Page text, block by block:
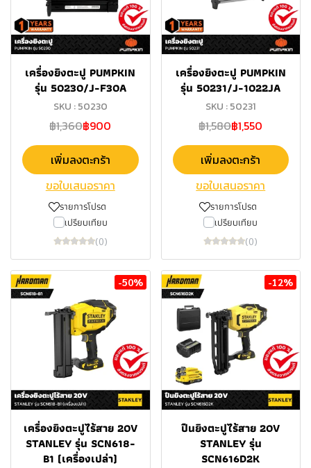
เครื่องยิงตะปู PUMPKIN
รุ่น 50230/J-F30A
SKU : 50230
฿1,360฿900
เพิ่มลงตะกร้า
ขอใบเสนอราคา
รายการโปรด
เปรียบเทียบ
(0)
เครื่องยิงตะปู PUMPKIN
รุ่น 50231/J-1022JA
SKU : 50231
฿1,580฿1,550
เพิ่มลงตะกร้า
ขอใบเสนอราคา
รายการโปรด
เปรียบเทียบ
(0)
-50%
เครื่องยิงตะปูไร้สาย 20V
STANLEY รุ่น SCN618-
B1 (เครื่องเปล่า)
-12%
ปืนยิงตะปูไร้สาย 20V
STANLEY รุ่น
SCN616D2K